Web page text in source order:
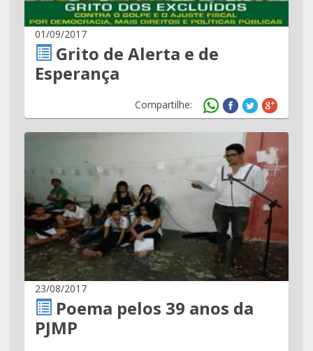
01/09/2017
Grito de Alerta e de
Esperança
Compartilhe:
23/08/2017
Poema pelos 39 anos da
PJMP